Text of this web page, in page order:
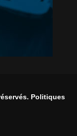
Politiques